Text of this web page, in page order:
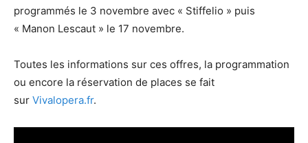
programmés le 3 novembre avec « Stiffelio » puis
« Manon Lescaut » le 17 novembre.
Toutes les informations sur ces offres, la programmation
ou encore la réservation de places se fait
sur Vivalopera.fr.